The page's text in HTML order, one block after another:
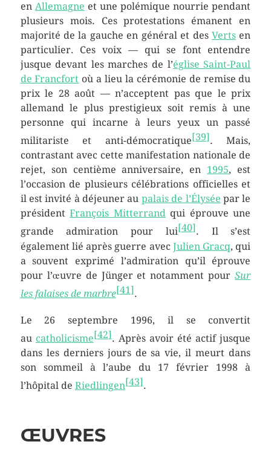
en Allemagne et une polémique nourrie pendant
plusieurs mois. Ces protestations émanent en
majorité de la gauche en général et des Vertsen
particulier. Ces voix — qui se font entendre
jusque devant les marches de l’église Saint-Paul
de Francfort où a lieu la cérémonie de remise du
prix le 28 août — n’acceptent pas que le prix
allemand le plus prestigieux soit remis à une
personne qui incarne à leurs yeux un passé
militariste et anti-démocratique[39]. Mais,
contrastant avec cette manifestation nationale de
rejet, son centième anniversaire, en 1995, est
l’occasion de plusieurs célébrations officielles et
il est invité à déjeuner au palais de l’Élysée par le
présidentFrançois Mitterrandqui éprouve une
grande admiration pour lui[40] . Il s’est
également lié après guerre avec Julien Gracq, qui
a souvent exprimé l’admiration qu’il éprouve
pour l’œuvre de Jünger et notamment pourSur
les falaises de marbre[41].
Le26 septembre 1996, il se convertit
au catholicisme[42]. Après avoir été actif jusque
dans les derniers jours de sa vie, il meurt dans
son sommeil à l’aube du 17 février 1998 à
l’hôpital de Riedlingen[43].
ŒUVRES